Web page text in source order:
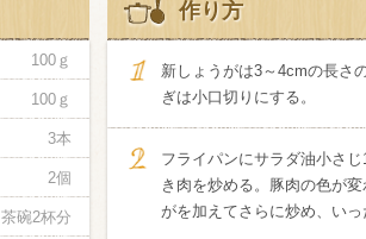
100ｇ
100ｇ
3本
2個
茶碗2杯分
作り方
新しょうがは3～4cmの長さ
ぎは小口切りにする。
フライパンにサラダ油小さ
き肉を炒める。豚肉の色が
がを加えてさらに炒め、いっ